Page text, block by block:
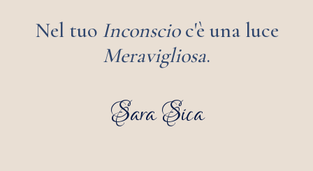
Nel tuo Inconscioc'è una luce
Meravigliosa.
Sara Sica